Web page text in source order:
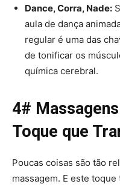
Dance, Corra, Nade:
aula de dança
regular é uma das
de tonificar os
química cerebral.
4#
Toque que
Poucas coisas são tão
massagem. E este